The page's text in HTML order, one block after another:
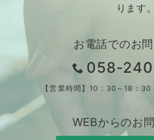
ります。
お電話でのお
058-
【営業時間】10：30～18：
WEBからのお